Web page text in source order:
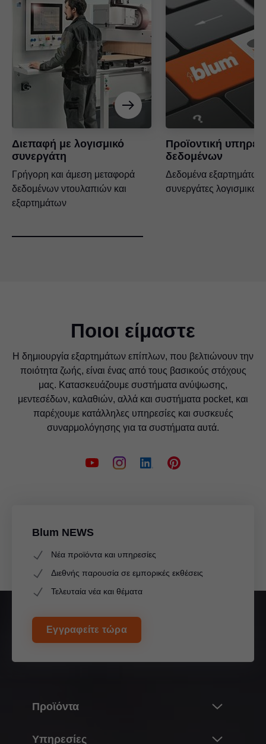
Διεπαφή με λογισμικό
συνεργάτη
Γρήγορη και άμεση μεταφορά
δεδομένων ντουλαπιών και
εξαρτημάτων
Προϊοντική
δεδομένων
Δεδομένα εξαρτημάτων
συνεργάτες λογισμικού
Ποιοι είμαστε
Η δημιουργία εξαρτημάτων επίπλων, που βελτιώνουν την
ποιότητα ζωής, είναι ένας από τους βασικούς στόχους
μας. Κατασκευάζουμε συστήματα ανύψωσης,
μεντεσέδων, καλαθιών, αλλά και συστήματα pocket, και
παρέχουμε κατάλληλες υπηρεσίες και συσκευές
συναρμολόγησης για τα συστήματα αυτά.
Blum NEWS
Νέα προϊόντα και υπηρεσίες
Διεθνής παρουσία σε εμπορικές εκθέσεις
Τελευταία νέα και θέματα
Εγγραφείτε τώρα
Προϊόντα
Υπηρεσίες